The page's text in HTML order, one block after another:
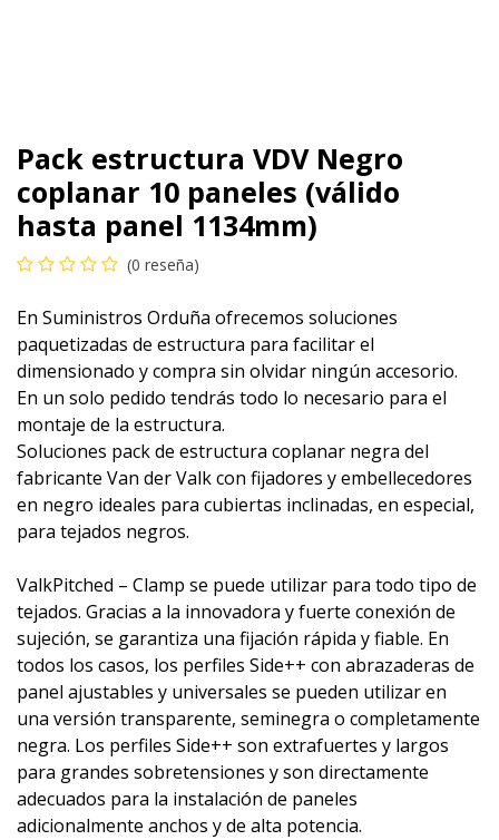
Pack estructura VDV Negro
coplanar 10 paneles (válido
hasta panel 1134mm)
(0 reseña)
En Suministros Orduña ofrecemos soluciones
paquetizadas de estructura para facilitar el
dimensionado y compra sin olvidar ningún accesorio.
En un solo pedido tendrás todo lo necesario para el
montaje de la estructura.
Soluciones pack de estructura coplanar negra del
fabricante Van der Valk con fijadores y embellecedores
en negro ideales para cubiertas inclinadas, en especial,
para tejados negros.
ValkPitched – Clamp se puede utilizar para todo tipo de
tejados. Gracias a la innovadora y fuerte conexión de
sujeción, se garantiza una fijación rápida y fiable. En
todos los casos, los perfiles Side++ con abrazaderas de
panel ajustables y universales se pueden utilizar en
una versión transparente, seminegra o completamente
negra. Los perfiles Side++ son extrafuertes y largos
para grandes sobretensiones y son directamente
adecuados para la instalación de paneles
adicionalmente anchos y de alta potencia.